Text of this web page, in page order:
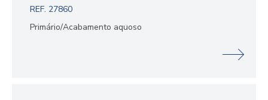
REF. 27860
Primário/Acabamento aquoso